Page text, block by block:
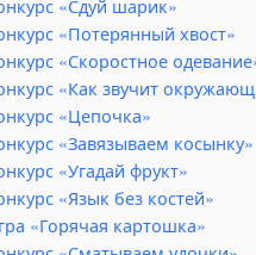
«Потерянный хвост»
«Скоростное
«Как звучит
«Цепочка»
«Завязываем косынку»
«Угадай фрукт»
«Язык без костей»
«Горячая картошка»